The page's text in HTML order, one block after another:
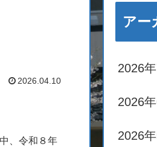
2026.04.10
、令和８年
アー
2026
2026
2026